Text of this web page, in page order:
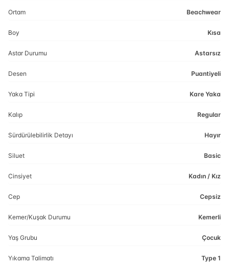
Ortam Beachwear
Boy Kısa
Astar Durumu Astarsız
Desen Puantiyeli
Yaka Tipi Kare Yaka
Kalıp Regular
Sürdürülebilirlik Detayı Hayır
Siluet Basic
Cinsiyet Kadın / Kız
Cep Cepsiz
Kemer/Kuşak Durumu Kemerli
Yaş Grubu Çocuk
Yıkama Talimatı Type 1